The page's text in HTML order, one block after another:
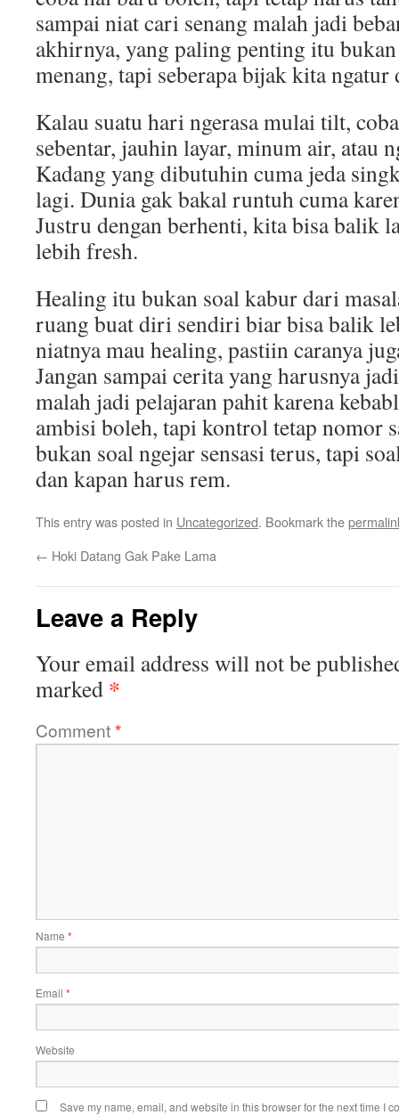
sampai niat cari senang malah jadi
akhirnya, yang paling penting itu
menang, tapi seberapa bijak kita
Kalau suatu hari ngerasa mulai tilt,
sebentar, jauhin layar, minum air, atau
Kadang yang dibutuhin cuma jeda
lagi. Dunia gak bakal runtuh cuma
Justru dengan berhenti, kita bisa balik
lebih fresh.
Healing itu bukan soal kabur dari
ruang buat diri sendiri biar bisa balik
niatnya mau healing, pastiin caranya
Jangan sampai cerita yang harusnya
malah jadi pelajaran pahit karena
ambisi boleh, tapi kontrol tetap nomor
bukan soal ngejar sensasi terus, tapi
dan kapan harus rem.
This entry was posted in Uncategorized. Bookmark the
← Hoki Datang Gak Pake Lama
Leave a Reply
Your email address will not be
marked *
Comment*
Name *
Email *
Website
Save my name, email, and website in this browser for the next time I